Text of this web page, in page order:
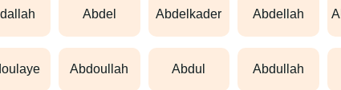
abdel abdelkader abdellah
abdoullah abdul abdullah